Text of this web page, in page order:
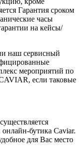
Гарантия сроком
часы
на кейсы/
наш сервисный
мероприятий по
если таковые
бутика Caviar.
для Вас место